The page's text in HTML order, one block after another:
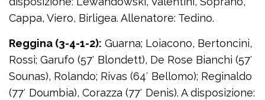
Cappa, Viero, Birligea. Allenatore: Tedino.
Reggina (3-4-1-2): Guarna; Loiacono, Bertoncini,
Rossi; Garufo (57′ Blondett), De Rose Bianchi (57′
Sounas), Rolando; Rivas (64′ Bellomo); Reginaldo
(77′ Doumbia), Corazza (77′ Denis). A disposizione: